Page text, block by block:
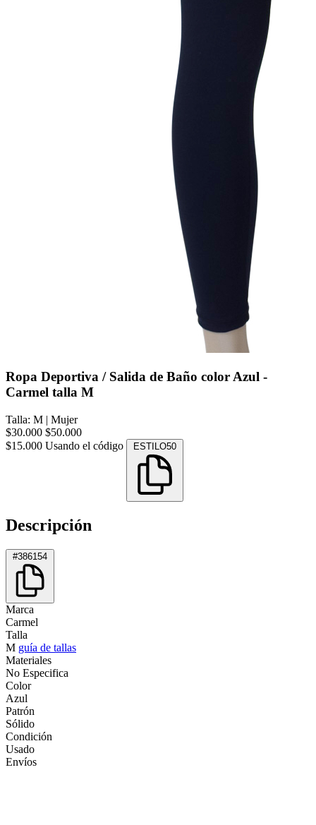
Ropa Deportiva / Salida de Baño color Azul -
Carmel talla M
Talla: M | Mujer
$30.000 $50.000
$15.000 Usando el código ESTILO50
Descripción
#386154
Marca
Carmel
Talla
M guía de tallas
Materiales
No Especifica
Color
Azul
Patrón
Sólido
Condición
Usado
Envíos